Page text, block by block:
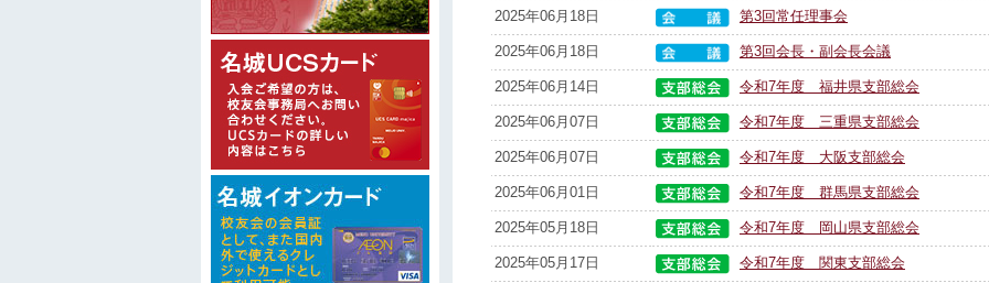
2025年06月18日 第3回常任理事会
2025年06月18日 第3回会長・副会長会議
2025年06月14日 令和7年度 福井県支部総会
2025年06月07日 令和7年度 三重県支部総会
2025年06月07日 令和7年度 大阪支部総会
2025年06月01日 令和7年度 群馬県支部総会
2025年05月18日 令和7年度 岡山県支部総会
2025年05月17日 令和7年度 関東支部総会